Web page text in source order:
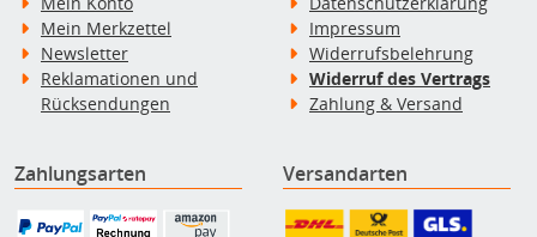
Mein Merkzettel
Newsletter
Reklamationen und
Rücksendungen
Impressum
Widerrufsbelehrung
Widerruf des Vertrags
Zahlung & Versand
Zahlungsarten Versandarten